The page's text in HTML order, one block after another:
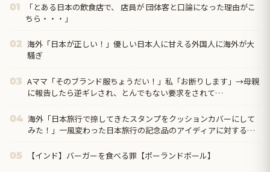
01
「とある日本の飲食店で、 店員が 団体客と口論になった理由がこ
ちら・・・」
02 海外「日本が正しい！」優しい日本人に甘える外国人に海外が大
騒ぎ
03 Aママ「そのブランド服ちょうだい！」私「お断りします」→母親
に報告したら逆ギレされ、とんでもない要求をされて…
04 海外「日本旅行で捺してきたスタンプをクッションカバーにして
みた！」一風変わった日本旅行の記念品のアイディアに対する海
05 【インド】バーガーを食べる罪【ポーランドボール】